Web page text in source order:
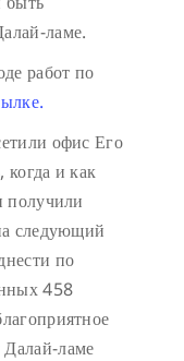
ламе.
работ по
офис Его
и как
получили
следующий
по
458
ламе